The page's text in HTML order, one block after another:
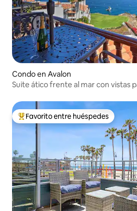
Condo en Avalon
Suite ático frente al mar con vistas
Favorito entre huéspedes preferido
Favorito entre huéspedes